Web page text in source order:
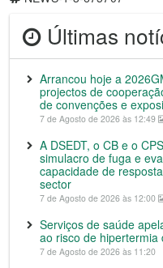
Últimas
Arrancou hoje a
projectos de
de convenções e
7 de Agosto de 2026 às 12:49
A DSEDT, o CB e o
simulacro de fuga e
capacidade de
sector
7 de Agosto de 2026 às 12:00
Serviços de saúde
ao risco de
7 de Agosto de 2026 às 11:20